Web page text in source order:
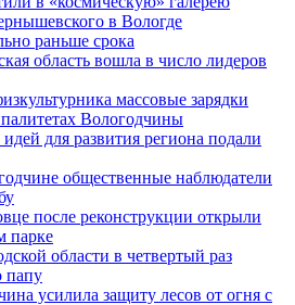
в Вологде
раньше срока
область вошла в число лидеров
массовые зарядки
Вологодчины
для развития региона подали
общественные наблюдатели
после реконструкции открыли
парке
области в четвертый раз
папу
усилила защиту лесов от огня с